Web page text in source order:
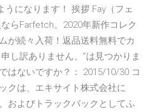
うになります！ 挨拶 Fay（フェ
らFarfetch。2020年新作コレク
が続々入荷！返品送料無料でカ
し訳ありません、''は見つかりま
はないですか？： 2015/10/30 コ
クは、エキサイト株式会社に
およびトラックバックとしてふ